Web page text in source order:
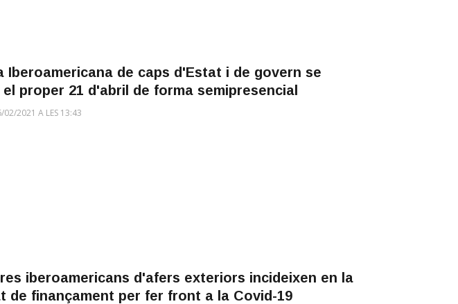
Iberoamericana de caps d'Estat i de govern se
proper 21 d'abril de forma semipresencial
02/2021 A LES 13:43
iberoamericans d'afers exteriors incideixen en la
de finançament per fer front a la Covid-19